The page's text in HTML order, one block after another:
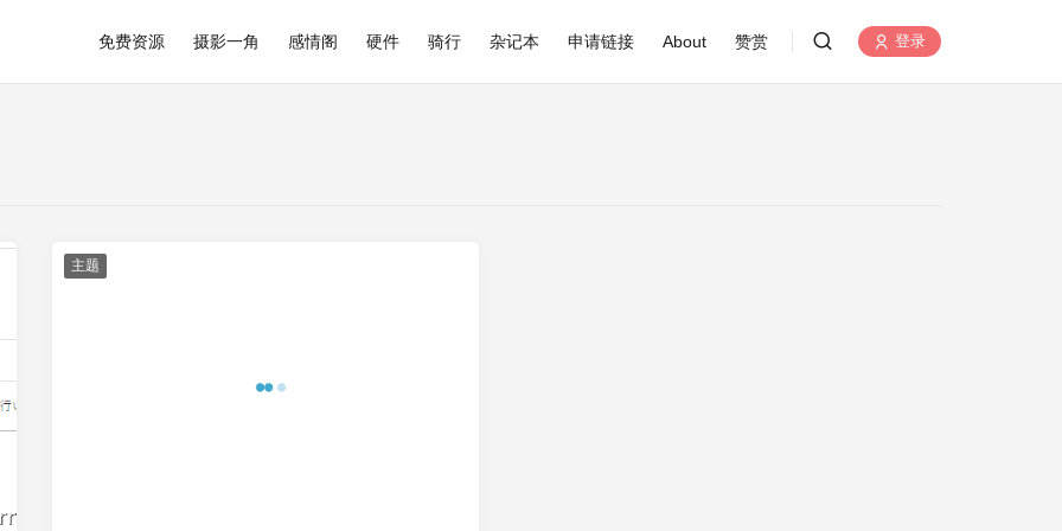
免费资源 摄影一角 感情阁 硬件 骑行 杂记本 申请链接 About 赞赏 登录
主题